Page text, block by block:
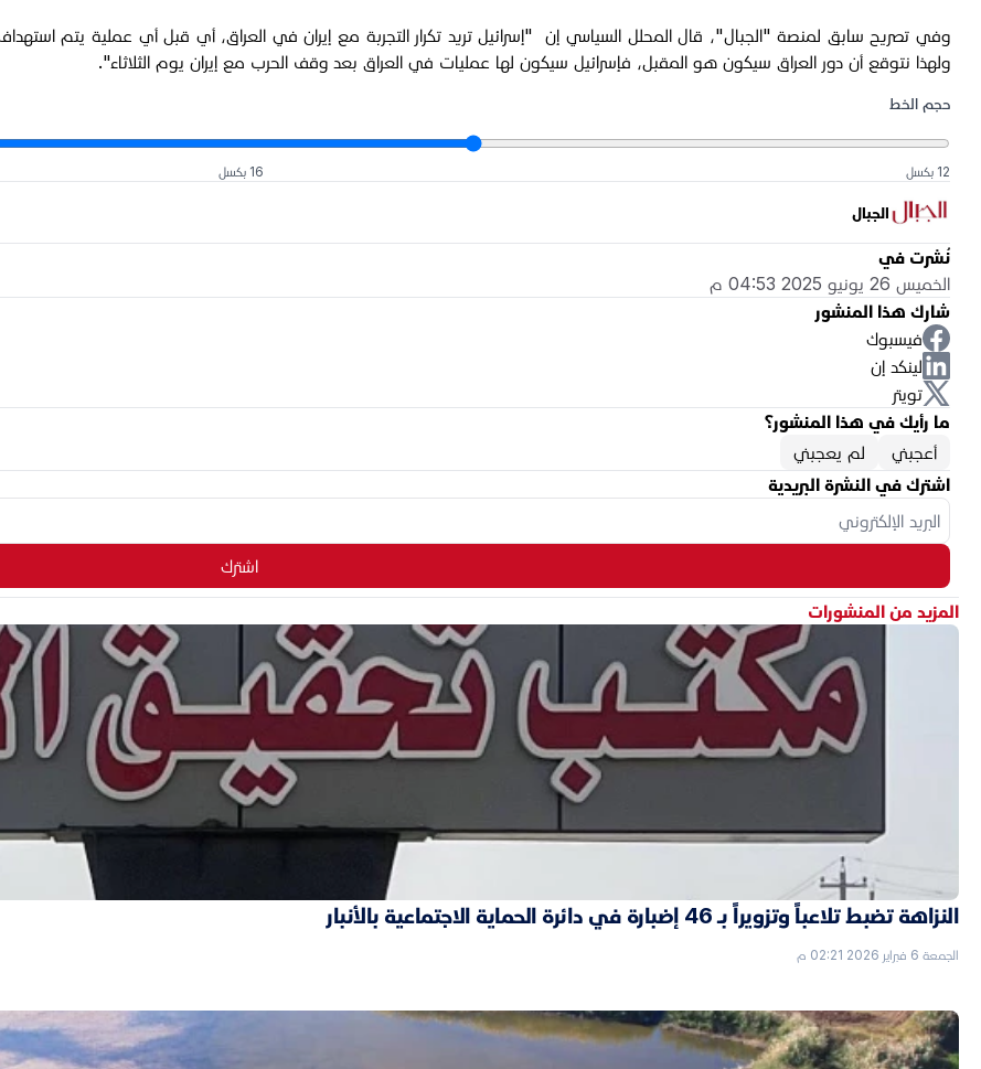
وفي تصريح سابق لمنصة "الجبال"، قال المحلل السياسي إن "إسرائيل تريد تكرار التجربة مع إيران في العراق، أي قبل أي عملية يتم
ولهذا نتوقع أن دور العراق سيكون هو المقبل، فإسرائيل سيكون لها عمليات في العراق بعد وقف الحرب مع إيران يوم الثلاثاء".
حجم الخط
12 بكسل 16 بكسل
الجبال
نُشرت في
الخميس 26 يونيو 2025 04:53 م
شارك هذا المنشور
فيسبوك
لينكد إن
تويتر
ما رأيك في هذا المنشور؟
أعجبني
لم يعجبني
اشترك في النشرة البريدية
اشترك
المزيد من المنشورات
النزاهة تضبط تلاعباً وتزويراً بـ 46 إضبارة في دائرة الحماية الاجتماعية بالأنبار
الجمعة 6 فبراير 2026 02:21 م